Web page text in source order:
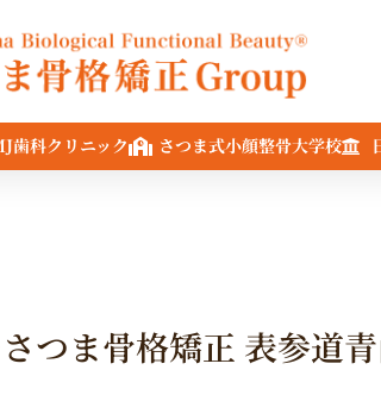
歯科クリニック さつま式小顔整骨大学校
さつま骨格矯正 表参道